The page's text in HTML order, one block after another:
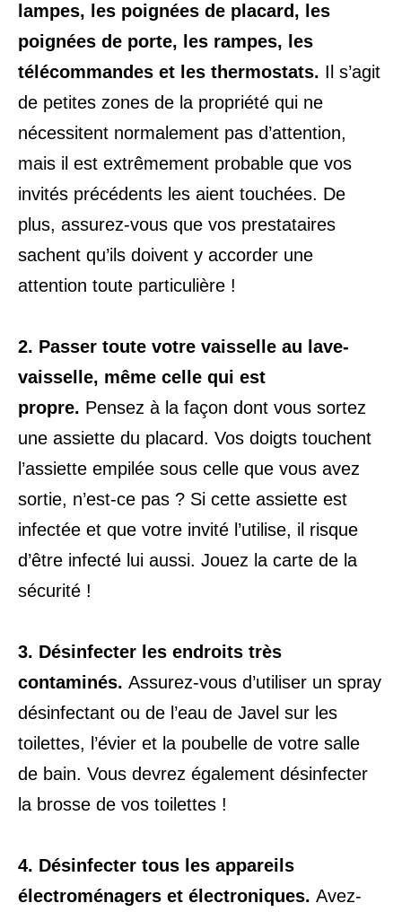
lampes, les poignées de placard, les
poignées de porte, les rampes, les
télécommandes et les thermostats. Il s’agit
de petites zones de la propriété qui ne
nécessitent normalement pas d’attention,
mais il est extrêmement probable que vos
invités précédents les aient touchées. De
plus, assurez-vous que vos prestataires
sachent qu’ils doivent y accorder une
attention toute particulière !
2. Passer toute votre vaisselle au lave-
vaisselle, même celle qui est
propre. Pensez à la façon dont vous sortez
une assiette du placard. Vos doigts touchent
l’assiette empilée sous celle que vous avez
sortie, n’est-ce pas ? Si cette assiette est
infectée et que votre invité l’utilise, il risque
d’être infecté lui aussi. Jouez la carte de la
sécurité !
3. Désinfecter les endroits très
contaminés. Assurez-vous d’utiliser un spray
désinfectant ou de l’eau de Javel sur les
toilettes, l’évier et la poubelle de votre salle
de bain. Vous devrez également désinfecter
la brosse de vos toilettes !
4. Désinfecter tous les appareils
électroménagers et électroniques. Avez-